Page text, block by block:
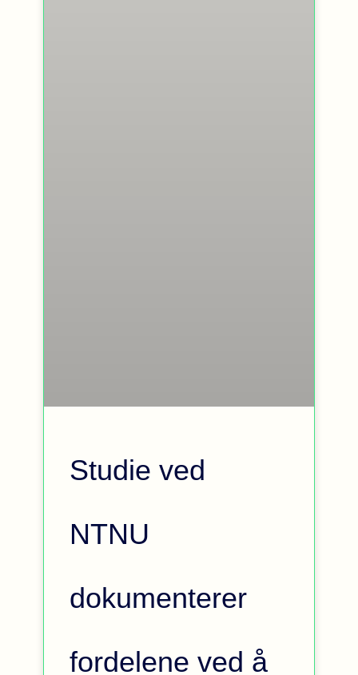
Studie ved
NTNU
dokumenterer
fordelene ved å